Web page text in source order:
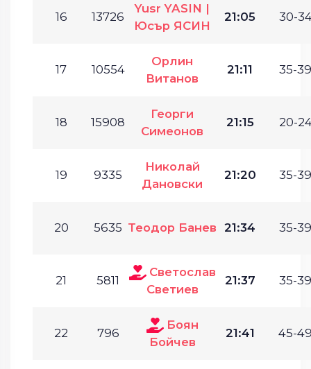
16 13726
Yusr YASIN |
Юсър ЯСИН
21:05 30-
17 10554
Орлин
Витанов
21:11 35-
18 15908
Георги
Симеонов
21:15 20-
19 9335
Николай
Дановски
21:20 35-
20 5635 Теодор Банев 21:34 35-
21 5811
Светослав
Светиев
21:37 35-
22 796
Боян
Бойчев
21:41 45-